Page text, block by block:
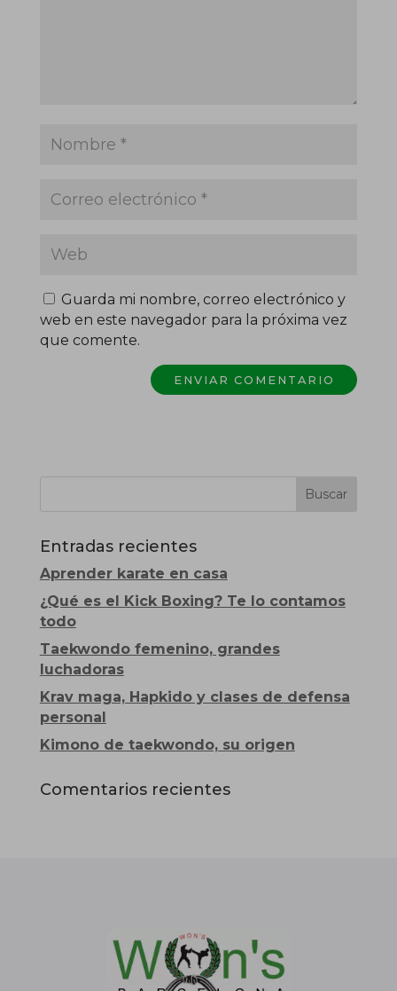
Guarda mi nombre, correo electrónico y
web en este navegador para la próxima vez
que comente.
Entradas recientes
Aprender karate en casa
¿Qué es el Kick Boxing? Te lo contamos
todo
Taekwondo femenino, grandes
luchadoras
Krav maga, Hapkido y clases de defensa
personal
Kimono de taekwondo, su origen
Comentarios recientes